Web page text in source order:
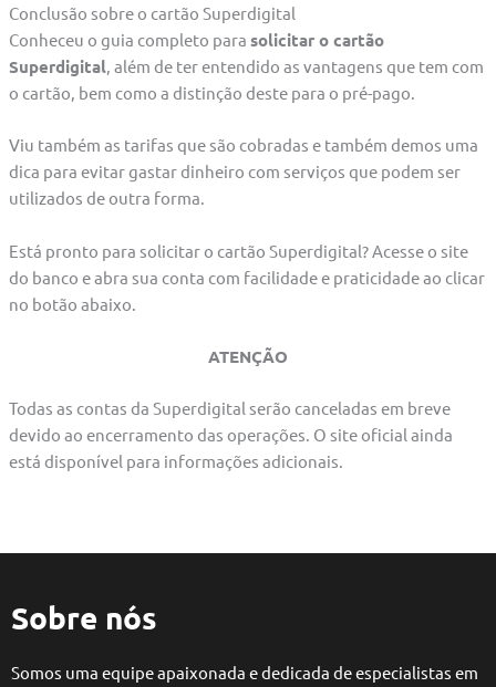
Conclusão sobre o cartão Superdigital
Conheceu o guia completo para solicitar o cartão
Superdigital, além de ter entendido as vantagens que tem com
o cartão, bem como a distinção deste para o pré-pago.
Viu também as tarifas que são cobradas e também demos uma
dica para evitar gastar dinheiro com serviços que podem ser
utilizados de outra forma.
Está pronto para solicitar o cartão Superdigital? Acesse o site
do banco e abra sua conta com facilidade e praticidade ao clicar
no botão abaixo.
ATENÇÃO
Todas as contas da Superdigital serão canceladas em breve
devido ao encerramento das operações. O site oficial ainda
está disponível para informações adicionais.
Sobre nós
Somos uma equipe apaixonada e dedicada de especialistas em